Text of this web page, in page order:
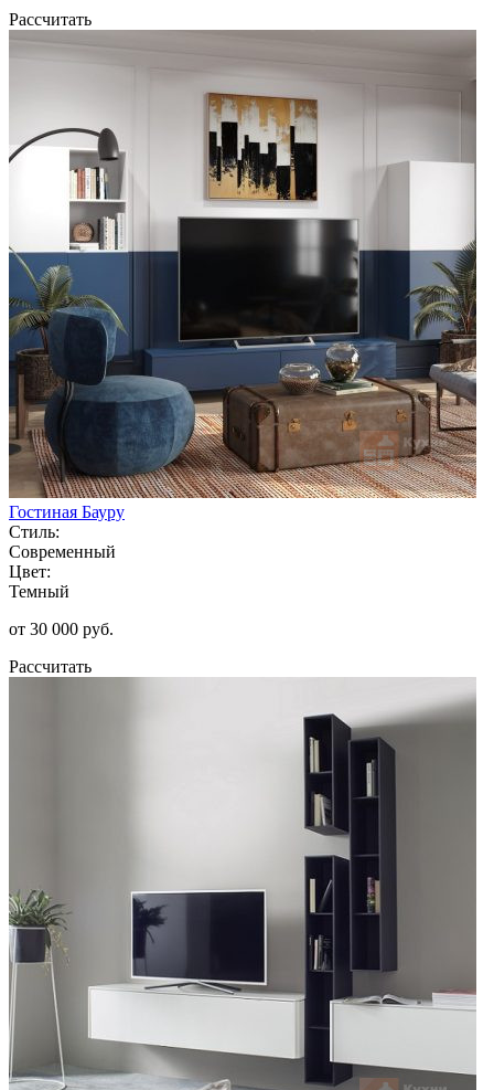
Рассчитать
Гостиная Бауру
Стиль:
Современный
Цвет:
Темный
от 30 000 руб.
Рассчитать